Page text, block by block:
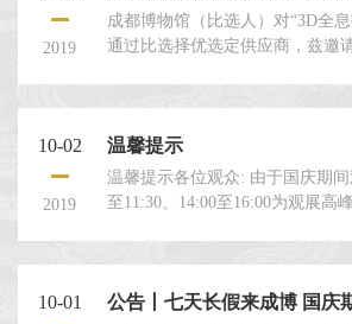
2019
成都博物馆（比选人）对“3D全
通过比选择优选定供应商，兹邀
10-02
2019
温馨提示
温馨提示各位观众: 由于国庆期
至11:30、14:00至16:00为观展高
10-01 公告丨七天长假来成博 国庆